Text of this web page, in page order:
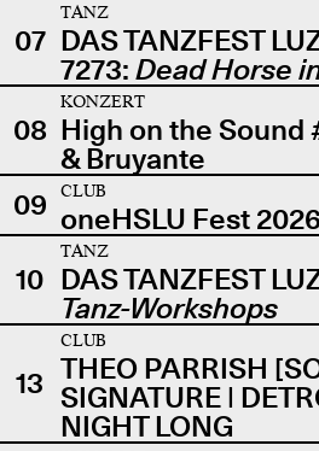
07
TANZ
DAS TANZFEST
7273: Dead Horse
08
KONZERT
High on the Sound
& Bruyante
09
CLUB
oneHSLU Fest 2026
10
TANZ
DAS TANZFEST
Tanz-Workshops
13
CLUB
THEO PARRISH
SIGNATURE |
NIGHT LONG